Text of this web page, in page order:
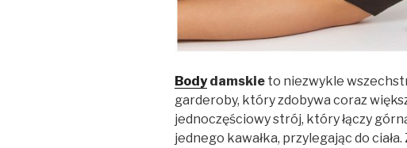
Bodydamskie to niezwykle
garderoby, który zdobywa coraz
jednoczęściowy strój, który łączy
jednego kawałka, przylegając do